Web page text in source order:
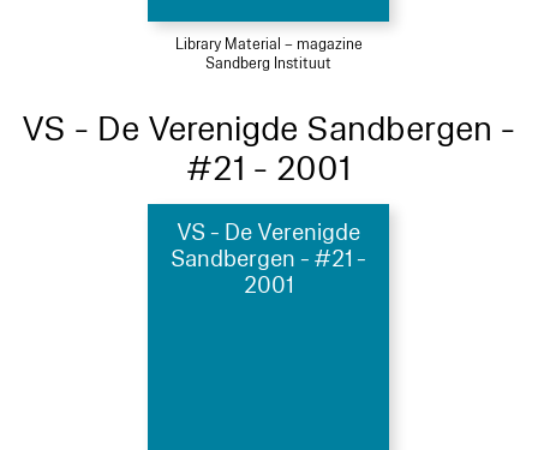
Library Material – magazine
Sandberg Instituut
VS - De Verenigde Sandbergen -
#21 - 2001
VS - De Verenigde
Sandbergen - #21 -
2001